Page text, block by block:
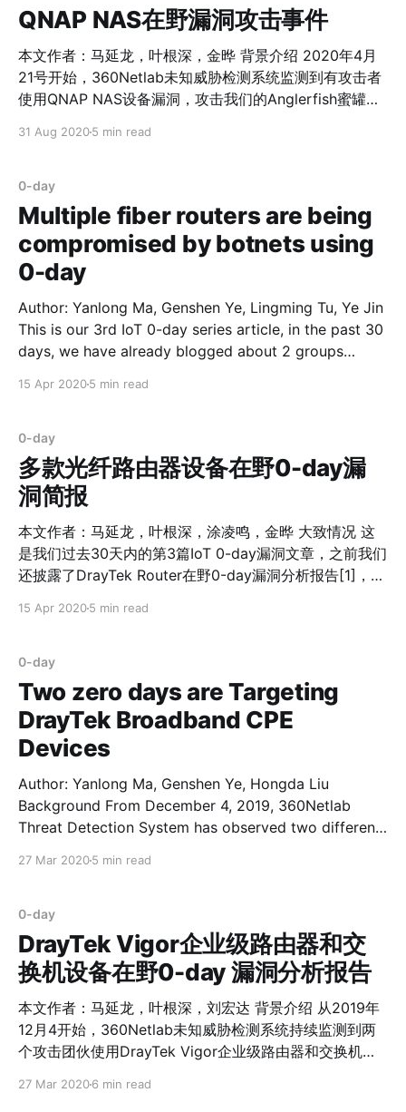
过数据驱动安全，构建网络安全看得见的能力。 更多信
息：https://netlab.360.com 简历投
QNAP NAS在野漏洞攻击事件
本文作者：马延龙，叶根深，金晔 背景介绍 2020年4月
21号开始，360Netlab未知威胁检测系统监测到有攻击者
使用QNAP NAS设备漏洞，攻击我们的Anglerfish蜜罐节
者在漏洞利用过程中相对谨慎，互联网上也仍有一些未修
攻击事件，并提醒安全社区和QNAP NAS用户，避免受到
此类漏洞攻击。 漏洞分析 漏洞类型: 未授权远程命令执行
漏洞 漏洞原因: 通过360 FirmwareTotal系统分析，我们
发现这个漏洞出现CGI程序/httpd/cgi-
bin/authLogout.cgi中。它在处理用户注销登录时，会根
QPS_SID，QMS_SID和QMMS_SID注销登录函数未过滤
特殊字符即使用snprintf函数拼接curl命令字符串并使用
system函数直接执行，所以造成命令注入。 漏洞修复：
在2017年7月21号，我们发现QNAP发布固件版本4.3.3修
31 Aug 20205 min read
0-day
Multiple fiber routers are being
compromised by botnets using
0-day
Author: Yanlong Ma, Genshen Ye, Lingming Tu, Ye Jin
This is our 3rd IoT 0-day series article, in the past 30
days, we have already blogged about 2 groups
botnet targeting Lilin DVR 0-day here [2]. Apparently
15 Apr 20205 min read
0-day
多款光纤路由器设备在野0-day漏
洞简报
本文作者：马延龙，叶根深，涂凌鸣，金晔 大致情况 这
是我们过去30天内的第3篇IoT 0-day漏洞文章，之前我们
还披露了DrayTek Router在野0-day漏洞分析报告[1]，
网络存在相互竞争获取更多的Bot规模的情况，其中有些
不同。我们正在研究并观察IoT Botnet使用0-day漏洞传
播是否是一个新趋势。 2020年2月28日，360Netlab未
知威胁检测系统注意到Moobot僵尸网络[3]开始使用一种
我们从未见过的新漏洞(多个步骤)，并且可以成功攻击受
影响的设备。 2020年3月17日，我们确认此漏洞为0-day
Exploit Database[4]网站发布了Netlink GPON路由器远
程命令执行漏洞PoC，这与我们发现的在野0-day漏洞特
征一致。但是，该PoC遗漏了关键的一个步骤，因此实际
被注入的命令并不能成功执行。 2020年3月19日，我们与
15 Apr 20205 min read
0-day
Two zero days are Targeting
DrayTek Broadband CPE
Devices
Author: Yanlong Ma, Genshen Ye, Hongda Liu
Background From December 4, 2019, 360Netlab
Threat Detection System has observed two different
eavesdropping on device’s network traffic, running
SSH
27 Mar 20205 min read
0-day
DrayTek Vigor企业级路由器和交
换机设备在野0-day 漏洞分析报告
本文作者：马延龙，叶根深，刘宏达 背景介绍 从2019年
12月4开始，360Netlab未知威胁检测系统持续监测到两
个攻击团伙使用DrayTek Vigor企业级路由器和交换机设
27 Mar 20206 min read